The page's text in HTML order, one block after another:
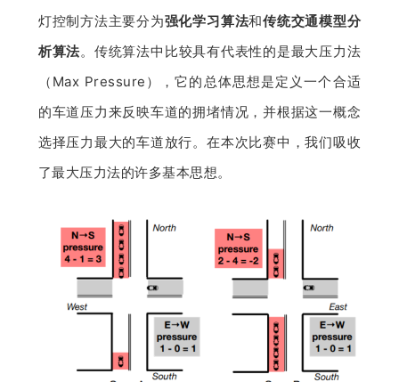
灯控制方法主要分为强化学习算法和传统交通模型分
析算法。传统算法中比较具有代表性的是最大压力法
（Max Pressure），它的总体思想是定义一个合适
的车道压力来反映车道的拥堵情况，并根据这一概念
选择压力最大的车道放行。在本次比赛中，我们吸收
了最大压力法的许多基本思想。